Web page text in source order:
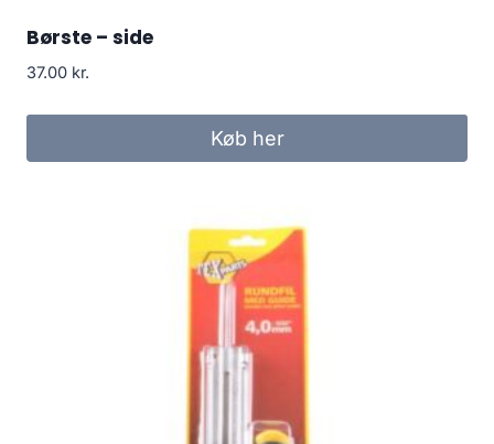
Børste – side
37.00 kr.
Køb her